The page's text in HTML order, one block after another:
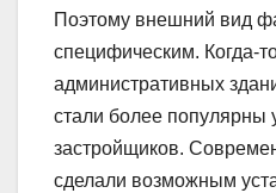
Поэтому внешний вид
специфическим. Когда-
административных
стали более популярны
застройщиков.
сделали возможным